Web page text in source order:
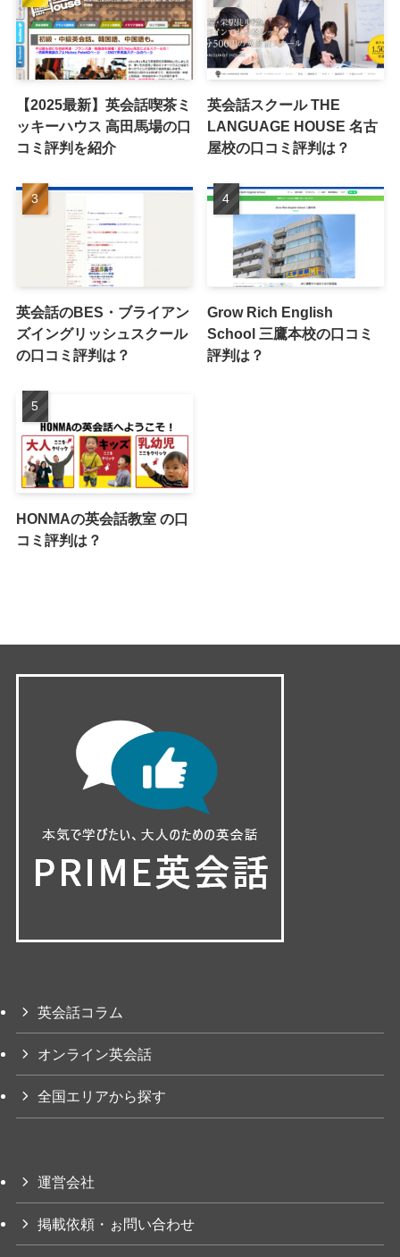
【2025最新】英会話喫茶ミ
ッキーハウス 高田馬場の口
コミ評判を紹介
英会話スクール THE
LANGUAGE HOUSE 名古
屋校の口コミ評判は？
英会話のBES・ブライアン
ズイングリッシュスクール
の口コミ評判は？
Grow Rich English
School 三鷹本校の口コミ
評判は？
HONMAの英会話教室 の口
コミ評判は？
英会話コラム
オンライン英会話
全国エリアから探す
運営会社
掲載依頼・ぉ問い合わせ